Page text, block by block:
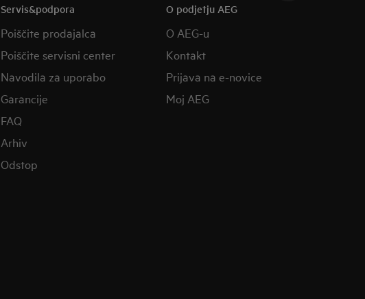
Servis&podpora
Poiščite prodajalca
Poiščite servisni center
Navodila za uporabo
Garancije
FAQ
Arhiv
Odstop
O podjetju AEG
O AEG-u
Kontakt
Prijava na e-novice
Moj AEG